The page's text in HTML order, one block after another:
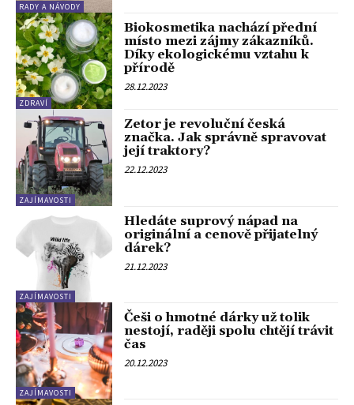
RADY A NÁVODY
ZDRAVÍ
Biokosmetika nachází přední
místo mezi zájmy zákazníků.
Díky ekologickému vztahu k
přírodě
28.12.2023
ZAJÍMAVOSTI
Zetor je revoluční česká
značka. Jak správně spravovat
její traktory?
22.12.2023
ZAJÍMAVOSTI
Hledáte suprový nápad na
originální a cenově přijatelný
dárek?
21.12.2023
ZAJÍMAVOSTI
Češi o hmotné dárky už tolik
nestojí, raději spolu chtějí trávit
čas
20.12.2023